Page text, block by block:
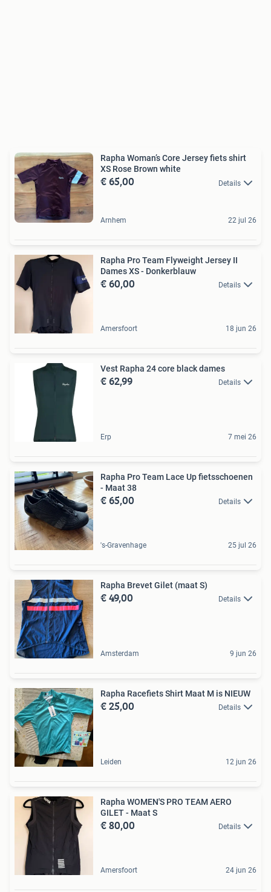
Rapha Woman’s Core Jersey fiets shirt
XS Rose Brown white
€ 65,00 Details
Arnhem 22 jul 26
Rapha Pro Team Flyweight Jersey II
Dames XS - Donkerblauw
€ 60,00 Details
Amersfoort 18 jun 26
Vest Rapha 24 core black dames
€ 62,99 Details
Erp 7 mei 26
Rapha Pro Team Lace Up fietsschoenen
- Maat 38
€ 65,00 Details
's-Gravenhage 25 jul 26
Rapha Brevet Gilet (maat S)
€ 49,00 Details
Amsterdam 9 jun 26
Rapha Racefiets Shirt Maat M is NIEUW
€ 25,00 Details
Leiden 12 jun 26
Rapha WOMEN'S PRO TEAM AERO
GILET - Maat S
€ 80,00 Details
Amersfoort 24 jun 26